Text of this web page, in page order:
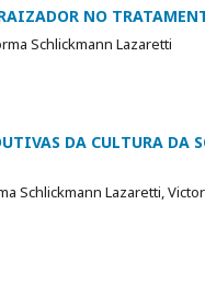
NO
Schlickmann Lazaretti
DA CULTURA
Schlickmann Lazaretti,